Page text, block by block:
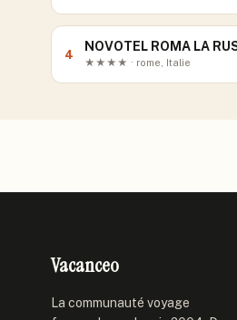
4
NOVOTEL ROMA LA
★★★★ · rome, Italie
Vacanceo
La communauté voyage